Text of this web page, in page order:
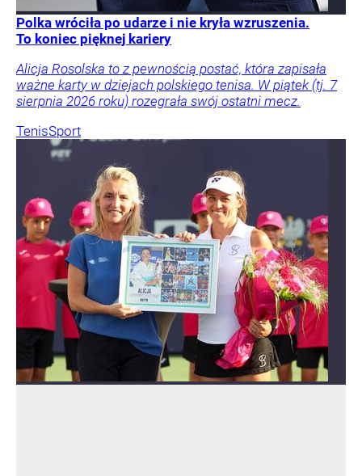
Polka wróciła po udarze i nie kryła wzruszenia.
To koniec pięknej kariery
Alicja Rosolska to z pewnością postać, która zapisała
ważne karty w dziejach polskiego tenisa. W piątek (tj. 7
sierpnia 2026 roku) rozegrała swój ostatni mecz.
TenisSport